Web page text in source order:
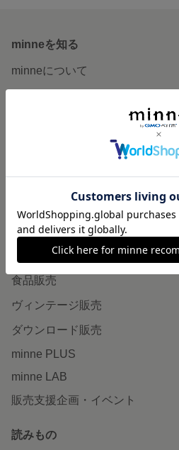
minneを知る
minneについて
作品販売について
minneで売りたい
食品販売
ヴィンテージ販売
ダウンロード販売
minne PLUS
minne LAB
販売支援企画・イベント
読みもの